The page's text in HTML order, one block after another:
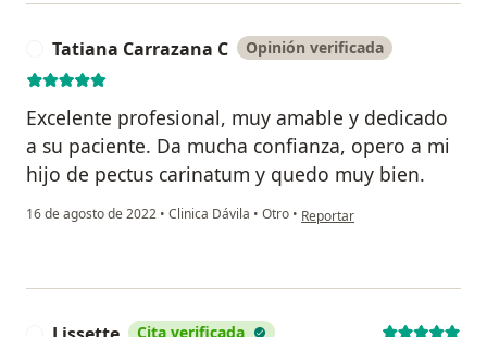
Tatiana Carrazana C Opinión verificada
Excelente profesional, muy amable y dedicado
a su paciente. Da mucha confianza, opero a mi
hijo de pectus carinatum y quedo muy bien.
16 de agosto de 2022 • Clinica Dávila • Otro • en opinión del usuario Tatiana
Reportar
Cita verificada